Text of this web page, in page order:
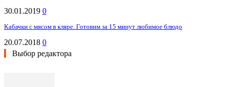
30.01.2019 0
Кабачки с мясом в кляре. Готовим за 15 минут любимое блюдо
20.07.2018 0
Выбор редактора